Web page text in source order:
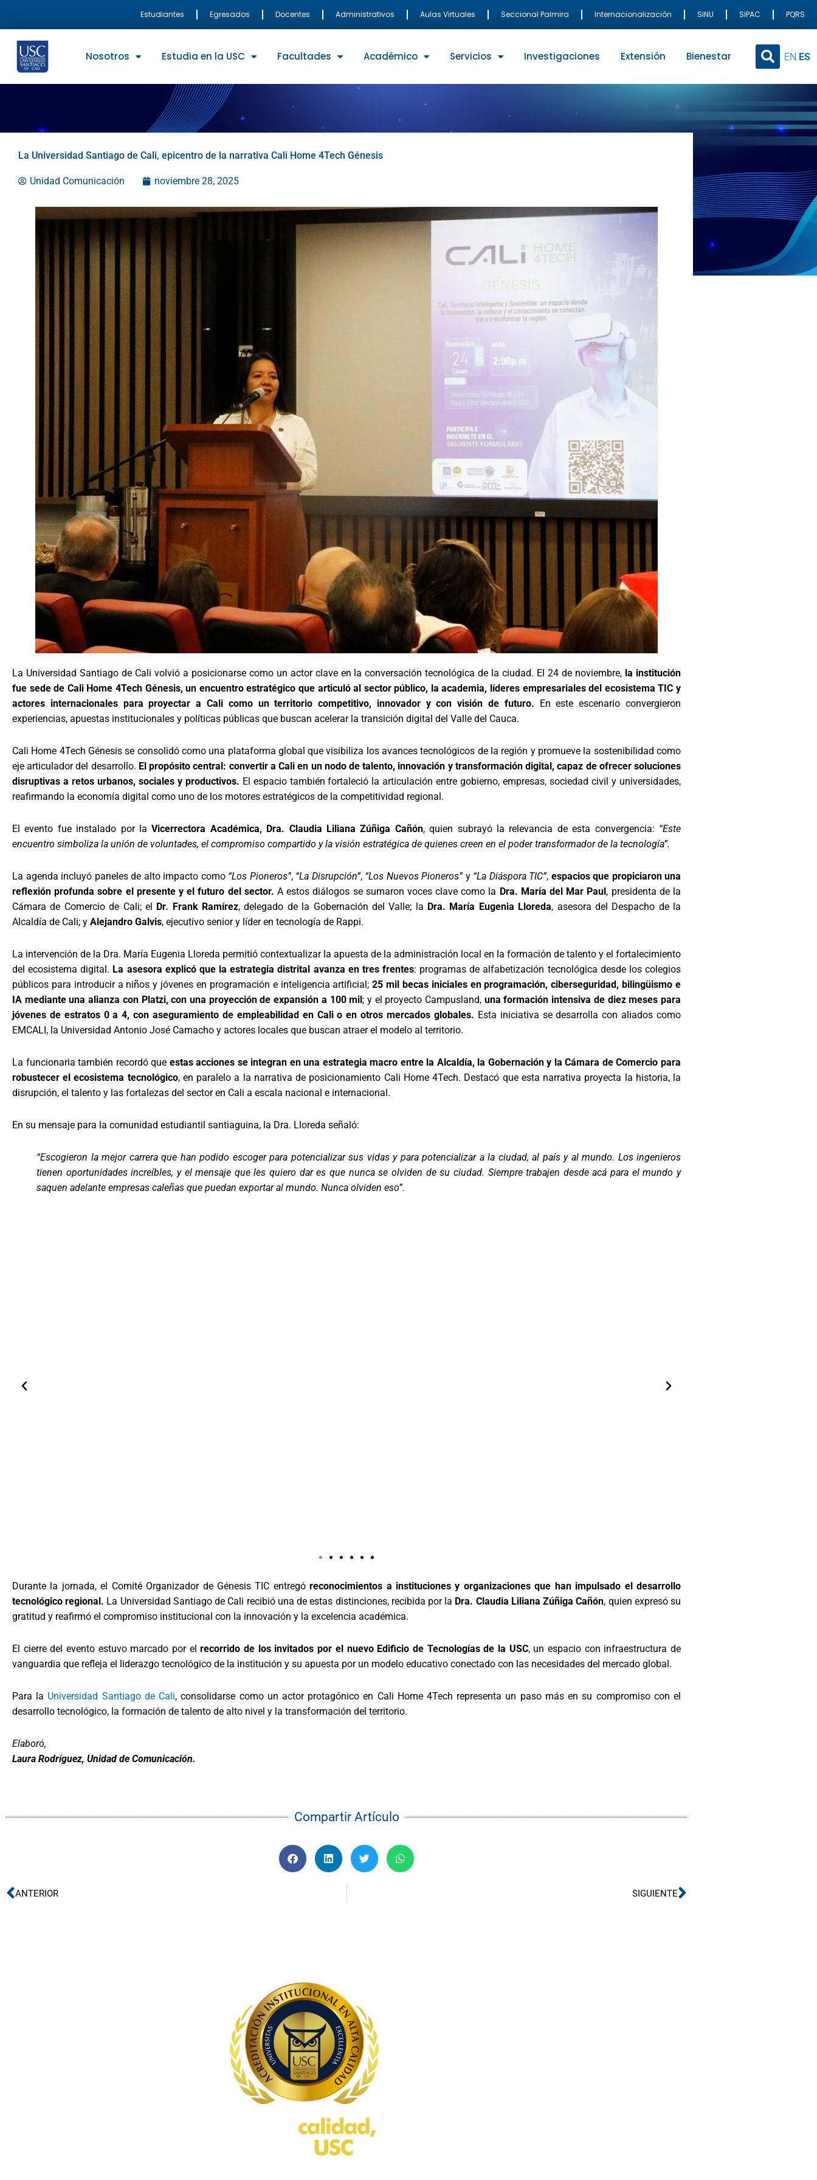
contenido
Estudiantes Egresados Docentes Administrativos Aulas Virtuales Seccional Palmira Internacionalización SINU SIPAC PQRS
Nosotros Estudia en la USC Facultades Académico Servicios Investigaciones Extensión Bienestar EN ES
La Universidad Santiago de Cali, epicentro de la narrativa Cali Home 4Tech Génesis
Unidad Comunicación noviembre 28, 2025
La Universidad Santiago de Cali volvió a posicionarse como un actor clave en la conversación tecnológica de la ciudad. El 24 de noviembre, la institución
fue sede de Cali Home 4Tech Génesis, un encuentro estratégico que articuló al sector público, la academia, líderes empresariales del ecosistema TIC y
actores internacionales para proyectar a Cali como un territorio competitivo, innovador y con visión de futuro. En este escenario convergieron
experiencias, apuestas institucionales y políticas públicas que buscan acelerar la transición digital del Valle del Cauca.
Cali Home 4Tech Génesis se consolidó como una plataforma global que visibiliza los avances tecnológicos de la región y promueve la sostenibilidad como
eje articulador del desarrollo. El propósito central: convertir a Cali en un nodo de talento, innovación y transformación digital, capaz de ofrecer soluciones
disruptivas a retos urbanos, sociales y productivos. El espacio también fortaleció la articulación entre gobierno, empresas, sociedad civil y universidades,
reafirmando la economía digital como uno de los motores estratégicos de la competitividad regional.
El evento fue instalado por laVicerrectora Académica, Dra. Claudia Liliana Zúñiga Cañón, quien subrayó la relevancia de esta convergencia: “Este
encuentro simboliza la unión de voluntades, el compromiso compartido y la visión estratégica de quienes creen en el poder transformador de la tecnología”.
La agenda incluyó paneles de alto impacto como “Los Pioneros”, “La Disrupción”, “Los Nuevos Pioneros”y “La Diáspora TIC”, espacios que propiciaron una
reflexión profunda sobre el presente y el futuro del sector. A estos diálogos se sumaron voces clave como la Dra. María del Mar Paul, presidenta de la
Cámara de Comercio de Cali; el Dr. Frank Ramírez, delegado de la Gobernación del Valle; la Dra. María Eugenia Lloreda, asesora del Despacho de la
Alcaldía de Cali; y Alejandro Galvis, ejecutivo senior y líder en tecnología de Rappi.
La intervención de la Dra. María Eugenia Lloreda permitió contextualizar la apuesta de la administración local en la formación de talento y el fortalecimiento
del ecosistema digital. La asesora explicó que la estrategia distrital avanza en tres frentes: programas de alfabetización tecnológica desde los colegios
públicos para introducir a niños y jóvenes en programación e inteligencia artificial;25 mil becas iniciales en programación, ciberseguridad, bilingüismo e
IA mediante una alianza con Platzi, con una proyección de expansión a 100 mil; y el proyecto Campusland, una formación intensiva de diez meses para
jóvenes de estratos 0 a 4, con aseguramiento de empleabilidad en Cali o en otros mercados globales. Esta iniciativa se desarrolla con aliados como
EMCALI, la Universidad Antonio José Camacho y actores locales que buscan atraer el modelo al territorio.
La funcionaria también recordó que estas acciones se integran en una estrategia macro entre la Alcaldía, la Gobernación y la Cámara de Comercio para
robustecer el ecosistema tecnológico, en paralelo a la narrativa de posicionamiento Cali Home 4Tech. Destacó que esta narrativa proyecta la historia, la
disrupción, el talento y las fortalezas del sector en Cali a escala nacional e internacional.
En su mensaje para la comunidad estudiantil santiaguina, la Dra. Lloreda señaló:
“Escogieron la mejor carrera que han podido escoger para potencializar sus vidas y para potencializar a la ciudad, al país y al mundo. Los ingenieros
tienen oportunidades increíbles, y el mensaje que les quiero dar es que nunca se olviden de su ciudad. Siempre trabajen desde acá para el mundo y
saquen adelante empresas caleñas que puedan exportar al mundo. Nunca olviden eso”.
Durante la jornada, el Comité Organizador de Génesis TIC entregóreconocimientos a instituciones y organizaciones que han impulsado el desarrollo
tecnológico regional. La Universidad Santiago de Cali recibió una de estas distinciones, recibida por la Dra. Claudia Liliana Zúñiga Cañón, quien expresó su
gratitud y reafirmó el compromiso institucional con la innovación y la excelencia académica.
El cierre del evento estuvo marcado por elrecorrido de los invitados por el nuevo Edificio de Tecnologías de la USC, un espacio con infraestructura de
vanguardia que refleja el liderazgo tecnológico de la institución y su apuesta por un modelo educativo conectado con las necesidades del mercado global.
Para la Universidad Santiago de Cali, consolidarse como un actor protagónico en Cali Home 4Tech representa un paso más en su compromiso con el
desarrollo tecnológico, la formación de talento de alto nivel y la transformación del territorio.
Elaboró,
Laura Rodríguez, Unidad de Comunicación.
Compartir Artículo
Ant
ANTERIOR SIGUIENTESiguiente